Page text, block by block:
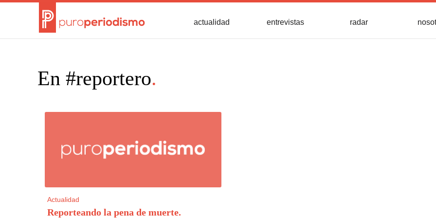
actualidad entrevistas radar
En #reportero.
Actualidad
Reporteando la pena de muerte.